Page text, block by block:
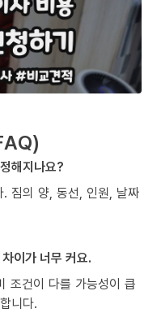
해지나요?
짐의 양, 동선, 인원, 날짜
이가 너무 커요.
조건이 다를 가능성이 큽
니다.